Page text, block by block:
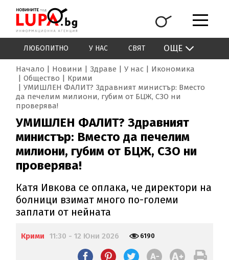
ЛЮБОПИТНО У НАС СВЯТ ОЩЕ
Начало Новини Здраве У нас
Икономика
Общество
Крими
УМИШЛЕН ФАЛИТ? Здравният министър: Вместо
да печелим милиони, губим от БЦЖ, СЗО ни
проверява!
УМИШЛЕН ФАЛИТ? Здравният
министър: Вместо да печелим
милиони, губим от БЦЖ, СЗО ни
проверява!
Катя Ивкова се оплака, че директори на
болници взимат много по-големи
заплати от нейната
Крими 11:30 - 12 Юни 2026 6190